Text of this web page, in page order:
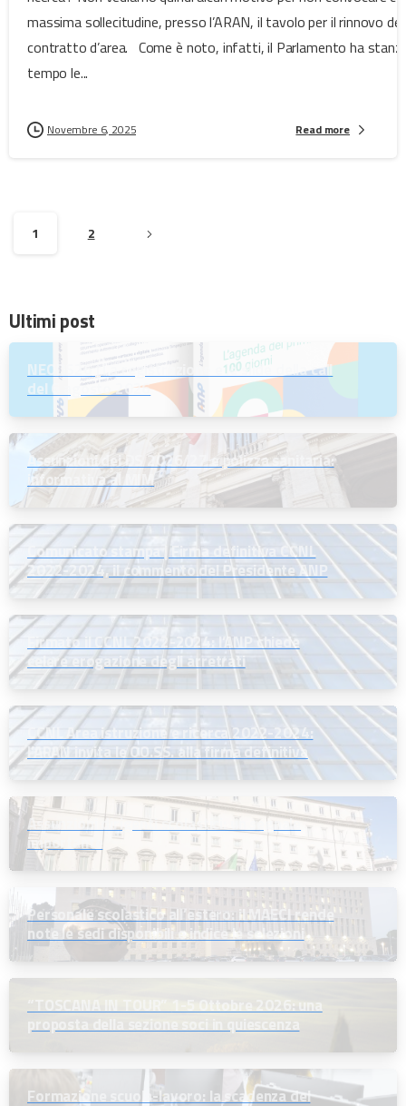
massima sollecitudine, presso l’ARAN, il tavolo per il rinnovo del
contratto d’area. Come è noto, infatti, il Parlamento ha
tempo le...
Novembre 6, 2025 Read more
1 2
Ultimi post
NEODS26 | La registrazione e le slide della call
del 6 agosto 2026
Assunzioni dei DS 2026/27 e polizza sanitaria:
informativa al MIM
Comunicato stampa | Firma definitiva CCNL
2022-2024, il commento del Presidente ANP
Firmato il CCNL 2022-2024: l’ANP chiede
celere erogazione degli arretrati
CCNL Area istruzione e ricerca 2022-2024:
l’ARAN invita le OO.SS. alla firma definitiva
Assunzioni dirigenti scolastici: un segnale
importante
Personale scolastico all’estero: il MAECI rende
note le sedi disponibili e indice le selezioni
Formazione scuola-lavoro: la scadenza del